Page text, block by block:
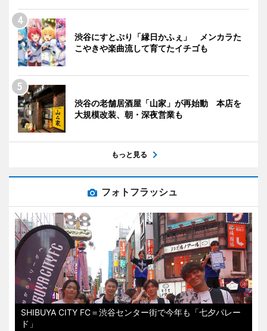
渋谷にすとぷり「縁日かふぇ」 メンカラた
こやきや楽曲流して育てたイチゴも
渋谷の老舗居酒屋「山家」が再始動 本店を
大規模改装、朝・深夜営業も
もっと見る
フォトフラッシュ
SHIBUYA CITY FC＝渋谷センター街で今年も「七夕パレー
ド」